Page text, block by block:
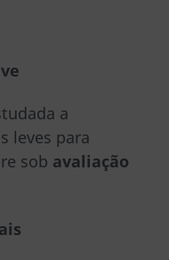
a
leves para
sob avaliação